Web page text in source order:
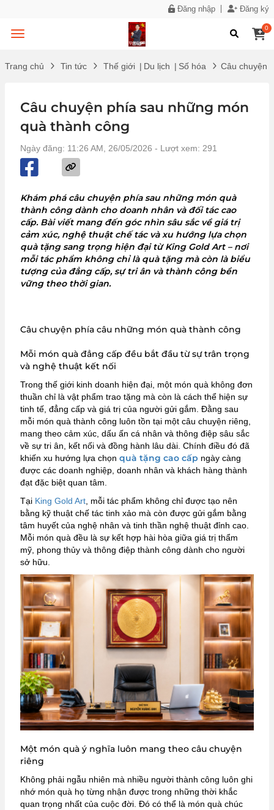
Đăng nhập Đăng ký
0
Trang chủ Tin tức Thế giới | Du lịch | Số hóa Câu chuyện
Câu chuyện phía sau những món
quà thành công
Ngày đăng: 11:26 AM, 26/05/2026 - Lượt xem: 291
Khám phá câu chuyện phía sau những món quà
thành công dành cho doanh nhân và đối tác cao
cấp. Bài viết mang đến góc nhìn sâu sắc về giá trị
cảm xúc, nghệ thuật chế tác và xu hướng lựa chọn
quà tặng sang trọng hiện đại từ King Gold Art – nơi
mỗi tác phẩm không chỉ là quà tặng mà còn là biểu
tượng của đẳng cấp, sự tri ân và thành công bền
vững theo thời gian.
Câu chuyện phía câu những món quà thành công
Mỗi món quà đẳng cấp đều bắt đầu từ sự trân trọng
và nghệ thuật kết nối
Trong thế giới kinh doanh hiện đại, một món quà không đơn
thuần chỉ là vật phẩm trao tặng mà còn là cách thể hiện sự
tinh tế, đẳng cấp và giá trị của người gửi gắm. Đằng sau
mỗi món quà thành công luôn tồn tại một câu chuyện riêng,
mang theo cảm xúc, dấu ấn cá nhân và thông điệp sâu sắc
về sự tri ân, kết nối và đồng hành lâu dài. Chính điều đó đã
khiến xu hướng lựa chọn quà tặng cao cấp ngày càng
được các doanh nghiệp, doanh nhân và khách hàng thành
đạt đặc biệt quan tâm.
Tại King Gold Art , mỗi tác phẩm không chỉ được tạo nên
bằng kỹ thuật chế tác tinh xảo mà còn được gửi gắm bằng
tâm huyết của nghệ nhân và tinh thần nghệ thuật đỉnh cao.
Mỗi món quà đều là sự kết hợp hài hòa giữa giá trị thẩm
mỹ, phong thủy và thông điệp thành công dành cho người
sở hữu.
Một món quà ý nghĩa luôn mang theo câu chuyện
riêng
Không phải ngẫu nhiên mà nhiều người thành công luôn ghi
nhớ món quà họ từng nhận được trong những thời khắc
quan trọng nhất của cuộc đời. Đó có thể là món quà chúc